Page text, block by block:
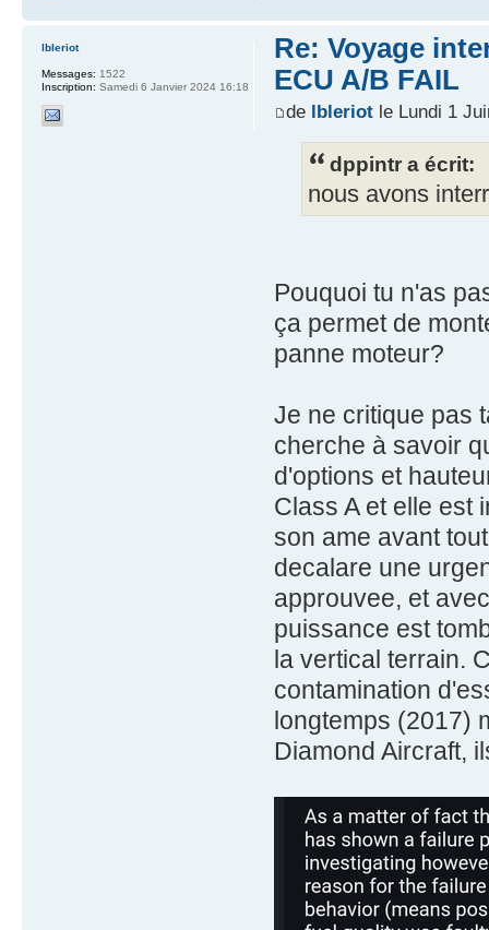
Re: Voyage
ECU A/B FAIL
de lbleriotle Lundi 1
dppintr a écrit:
nous avons
Pouquoi tu n'as
ça permet de
panne moteur?
Je ne critique pas
cherche à savoir
d'options et
Class A et elle est
son ame avant
decalare une
approuvee, et
puissance est
la vertical terrain.
contamination
longtemps (2017)
Diamond Aircraft,
lbleriot
Messages: 1522
Inscription: Samedi 6 Janvier 2024 16:18